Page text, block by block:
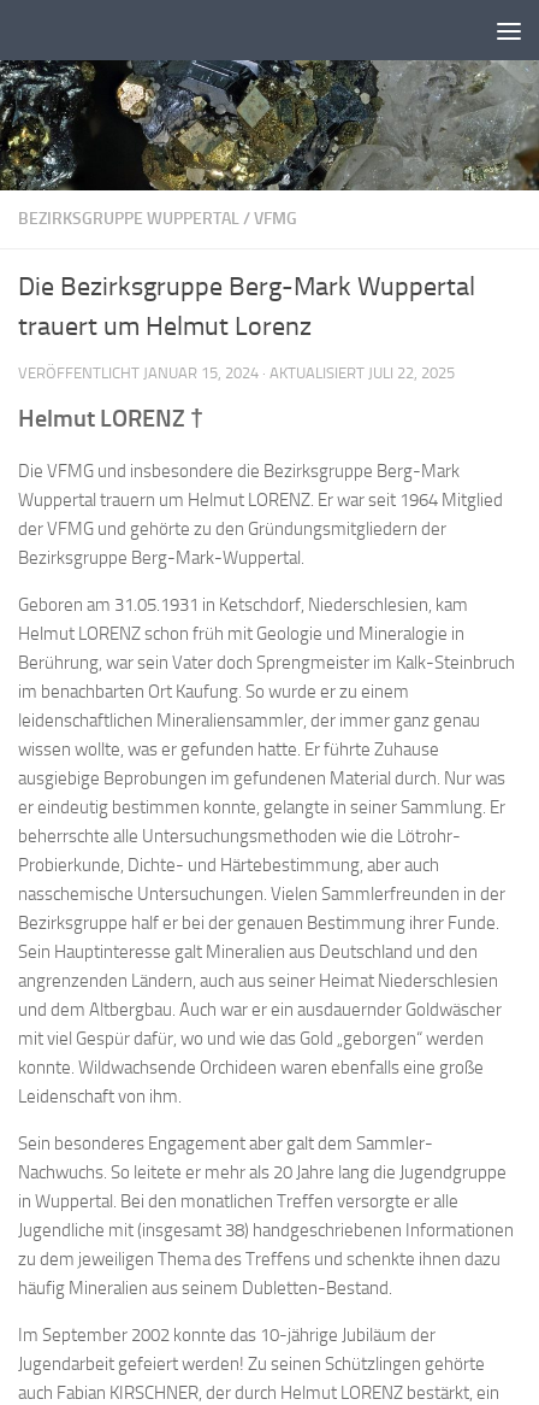
BEZIRKSGRUPPE WUPPERTAL/VFMG
Die Bezirksgruppe Berg-Mark Wuppertal
trauert um Helmut Lorenz
VERÖFFENTLICHT JANUAR 15, 2024 · AKTUALISIERT JULI 22, 2025
Helmut LORENZ †
Die VFMG und insbesondere die Bezirksgruppe Berg-Mark
Wuppertal trauern um Helmut LORENZ. Er war seit 1964 Mitglied
der VFMG und gehörte zu den Gründungsmitgliedern der
Bezirksgruppe Berg-Mark-Wuppertal.
Geboren am 31.05.1931 in Ketschdorf, Niederschlesien, kam
Helmut LORENZ schon früh mit Geologie und Mineralogie in
Berührung, war sein Vater doch Sprengmeister im Kalk-Steinbruch
im benachbarten Ort Kaufung. So wurde er zu einem
leidenschaftlichen Mineraliensammler, der immer ganz genau
wissen wollte, was er gefunden hatte. Er führte Zuhause
ausgiebige Beprobungen im gefundenen Material durch. Nur was
er eindeutig bestimmen konnte, gelangte in seiner Sammlung. Er
beherrschte alle Untersuchungsmethoden wie die Lötrohr-
Probierkunde, Dichte- und Härtebestimmung, aber auch
nasschemische Untersuchungen. Vielen Sammlerfreunden in der
Bezirksgruppe half er bei der genauen Bestimmung ihrer Funde.
Sein Hauptinteresse galt Mineralien aus Deutschland und den
angrenzenden Ländern, auch aus seiner Heimat Niederschlesien
und dem Altbergbau. Auch war er ein ausdauernder Goldwäscher
mit viel Gespür dafür, wo und wie das Gold „geborgen“ werden
konnte. Wildwachsende Orchideen waren ebenfalls eine große
Leidenschaft von ihm.
Sein besonderes Engagement aber galt dem Sammler-
Nachwuchs. So leitete er mehr als 20 Jahre lang die Jugendgruppe
in Wuppertal. Bei den monatlichen Treffen versorgte er alle
Jugendliche mit (insgesamt 38) handgeschriebenen Informationen
zu dem jeweiligen Thema des Treffens und schenkte ihnen dazu
häufig Mineralien aus seinem Dubletten-Bestand.
Im September 2002 konnte das 10-jährige Jubiläum der
Jugendarbeit gefeiert werden! Zu seinen Schützlingen gehörte
auch Fabian KIRSCHNER, der durch Helmut LORENZ bestärkt, ein